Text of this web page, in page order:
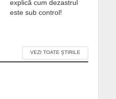
explică cum dezastrul
este sub control!
VEZI TOATE ȘTIRILE